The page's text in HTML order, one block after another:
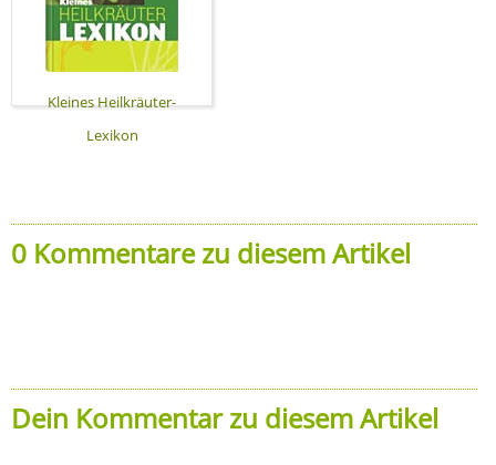
Kleines Heilkräuter-
Lexikon
0 Kommentare zu diesem Artikel
Dein Kommentar zu diesem Artikel